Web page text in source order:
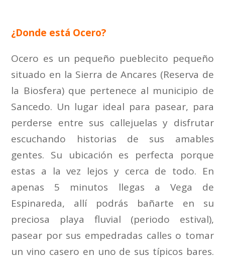
¿Donde está Ocero?
Ocero es un pequeño pueblecito pequeño
situado en la Sierra de Ancares (Reserva de
la Biosfera) que pertenece al municipio de
Sancedo. Un lugar ideal para pasear, para
perderse entre sus callejuelas y disfrutar
escuchando historias de sus amables
gentes. Su ubicación es perfecta porque
estas a la vez lejos y cerca de todo. En
apenas 5 minutos llegas a Vega de
Espinareda, allí podrás bañarte en su
preciosa playa fluvial (periodo estival),
pasear por sus empedradas calles o tomar
un vino casero en uno de sus típicos bares.